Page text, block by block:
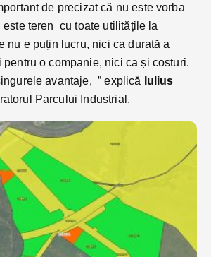
de precizat că nu este vorba
este teren cu toate utilitățile la
nu e puțin lucru, nici ca durată a
o companie, nici ca și costuri.
avantaje, ” explică
Iulius
Parcului Industrial.